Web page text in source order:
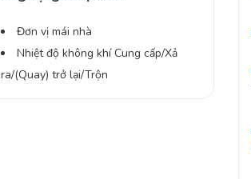
Đơn vị mái nhà
Nhiệt độ không khí Cung cấp/Xả
ra/(Quay) trở lại/Trộn